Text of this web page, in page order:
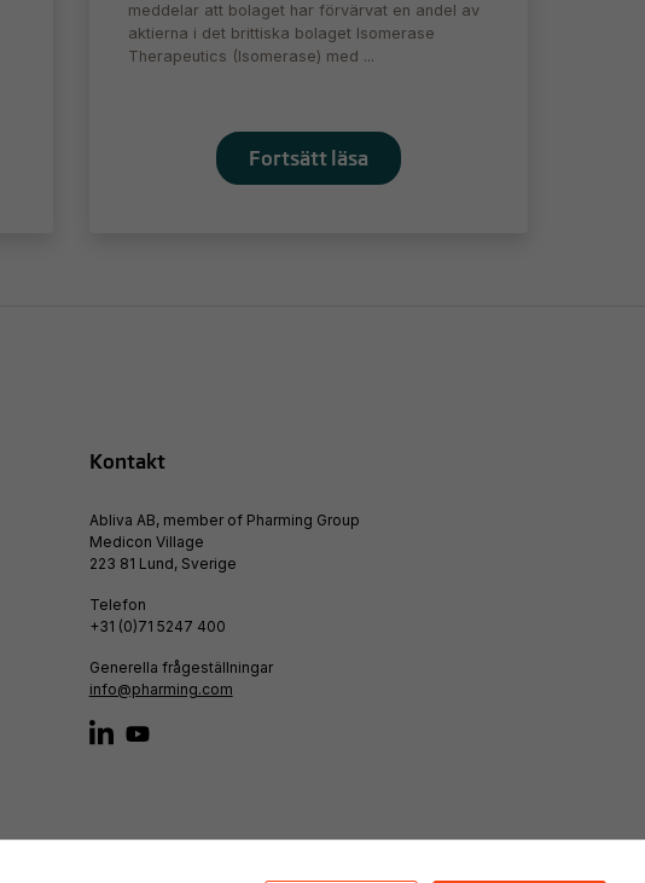
meddelar att bolaget har förvärvat en andel av
aktierna i det brittiska bolaget Isomerase
Therapeutics (Isomerase) med ...
Fortsätt läsa
Kontakt
Abliva AB, member of Pharming Group
Medicon Village
223 81 Lund, Sverige
Telefon
+31 (0)71 5247 400
Generella frågeställningar
info@pharming.com